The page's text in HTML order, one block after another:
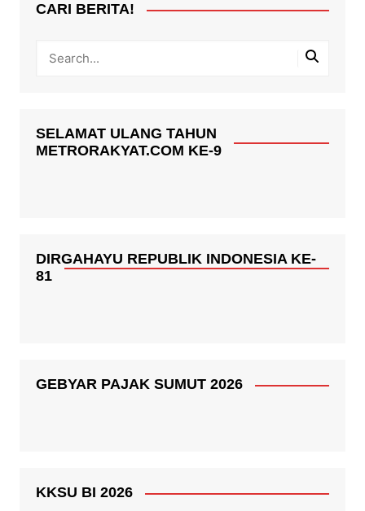
CARI BERITA!
SELAMAT ULANG TAHUN
METRORAKYAT.COM KE-9
DIRGAHAYU REPUBLIK INDONESIA KE-
81
GEBYAR PAJAK SUMUT 2026
KKSU BI 2026